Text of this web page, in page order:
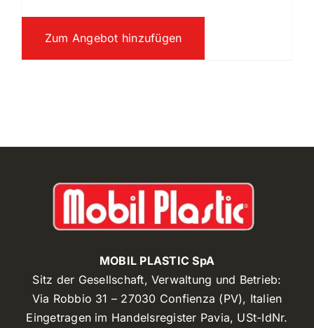
Zum Angebot hinzufügen
MOBIL PLASTIC SpA
Sitz der Gesellschaft, Verwaltung und Betrieb:
Via Robbio 31 – 27030 Confienza (PV), Italien
Eingetragen im Handelsregister Pavia, USt-IdNr.